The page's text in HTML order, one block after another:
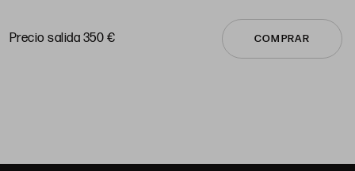
Precio salida 350 € COMPRAR